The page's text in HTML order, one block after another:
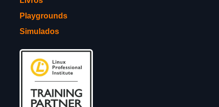
Playgrounds
Simulados